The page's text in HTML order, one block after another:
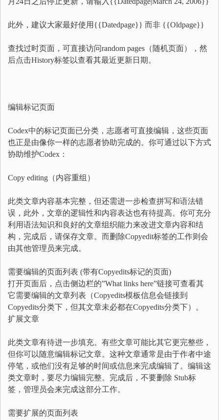
此外，建议大家最好使用{{Datedpage}} 而非 {{Oldpage}}
查找过时页面，可直接访问random pages（随机页面），然
后点击History标签以查看其最近更新日期。
编辑标记页面
Codex中的标记页面已分类，志愿者可直接编辑，这些页面
也正是由像你一样的志愿者协助完成的。你可通过以下方式
协助维护Codex：
Copy editing（内容重组）
此类文章内容基本完整，但还需进一步检查拼写和语法错
误，此外，文章的逻辑性和内容表达也有待提高。你可充分
利用语法知识和良好的文章组织能力来改进文章内容和结
构，完成后，请保存文章。而删除Copyedit标签的工作则会
由其他管理员来完成。
需要编辑的页面列表 (带有Copyedits标记的页面)
打开页面后，点击侧边栏的”What links here”链接可查看其
它需要编辑的文章列表（Copyedits模板信息会链接到
Copyedits分类下，但其文章未必都在Copyedits分类下）。
扩展文章
此类文章有待进一步填充。有些文章可能比其它更完整些，
但你可以随意编辑标记文章。这种文章通常是由于作者中途
停笔，或他们没有足够的时间或信息来完成编辑了。编辑这
类文章时，要尽力编辑完整。完成后，不要删除 Stub标
签，管理员会来完成这部分工作。
需要扩展的页面列表